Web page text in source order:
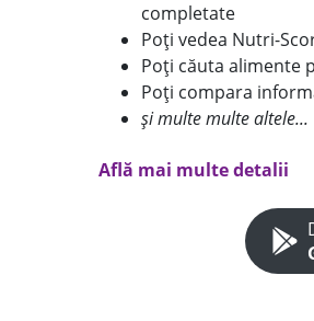
completate
Poți vedea Nutri-
Poți căuta alimente
Poți compara
și multe multe altele...
Află mai multe detalii